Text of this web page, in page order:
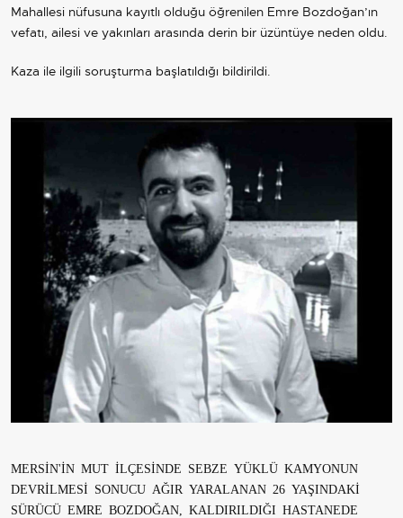
Mahallesi nüfusuna kayıtlı olduğu öğrenilen Emre Bozdoğan’ın
vefatı, ailesi ve yakınları arasında derin bir üzüntüye neden oldu.
Kaza ile ilgili soruşturma başlatıldığı bildirildi.
MERSİN'İN MUT İLÇESİNDE SEBZE YÜKLÜ KAMYONUN
DEVRİLMESİ SONUCU AĞIR YARALANAN 26 YAŞINDAKİ
SÜRÜCÜ EMRE BOZDOĞAN, KALDIRILDIĞI HASTANEDE